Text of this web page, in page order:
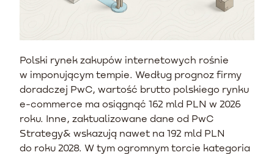
Polski rynek zakupów internetowych rośnie
w imponującym tempie. Według prognoz firmy
doradczej PwC, wartość brutto polskiego rynku
e-commerce ma osiągnąć 162 mld PLN w 2026
roku. Inne, zaktualizowane dane od PwC
Strategy& wskazują nawet na 192 mld PLN
do roku 2028. W tym ogromnym torcie kategoria